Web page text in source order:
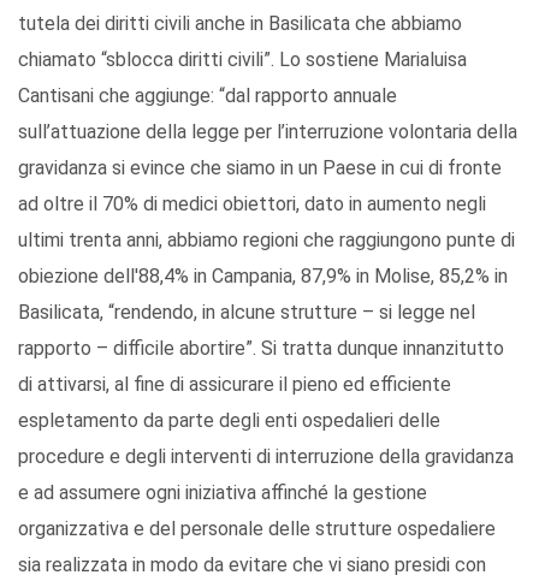
tutela dei diritti civili anche in Basilicata che abbiamo
chiamato “sblocca diritti civili”. Lo sostiene Marialuisa
Cantisani che aggiunge: “dal rapporto annuale
sull’attuazione della legge per l’interruzione volontaria della
gravidanza si evince che siamo in un Paese in cui di fronte
ad oltre il 70% di medici obiettori, dato in aumento negli
ultimi trenta anni, abbiamo regioni che raggiungono punte di
obiezione dell'88,4% in Campania, 87,9% in Molise, 85,2% in
Basilicata, “rendendo, in alcune strutture – si legge nel
rapporto – difficile abortire”. Si tratta dunque innanzitutto
di attivarsi, al fine di assicurare il pieno ed efficiente
espletamento da parte degli enti ospedalieri delle
procedure e degli interventi di interruzione della gravidanza
e ad assumere ogni iniziativa affinché la gestione
organizzativa e del personale delle strutture ospedaliere
sia realizzata in modo da evitare che vi siano presidi con